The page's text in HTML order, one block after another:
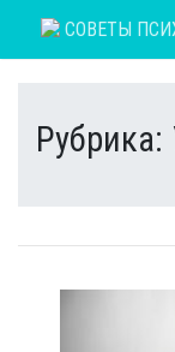
СОВЕТЫ
Рубрика: